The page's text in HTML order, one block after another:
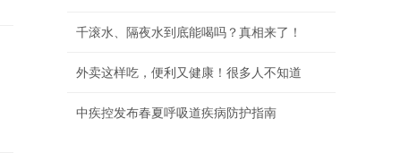
千滚水、隔夜水到底能喝吗？真相来了！
外卖这样吃，便利又健康！很多人不知道
中疾控发布春夏呼吸道疾病防护指南